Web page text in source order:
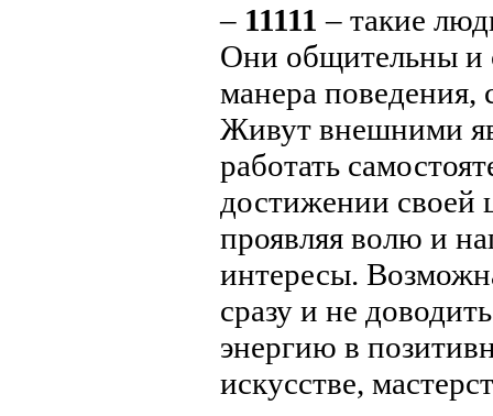
– 11111 – такие
Они общительны и
манера поведения,
Живут внешними
работать
достижении
проявляя волю и
интересы.
сразу и не
энергию в
искусстве,